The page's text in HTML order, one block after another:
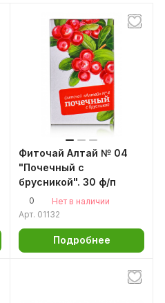
Фиточай Алтай № 04
"Почечный с
брусникой". 30 ф/п
0
Нет в наличии
Арт. 01132
Подробнее